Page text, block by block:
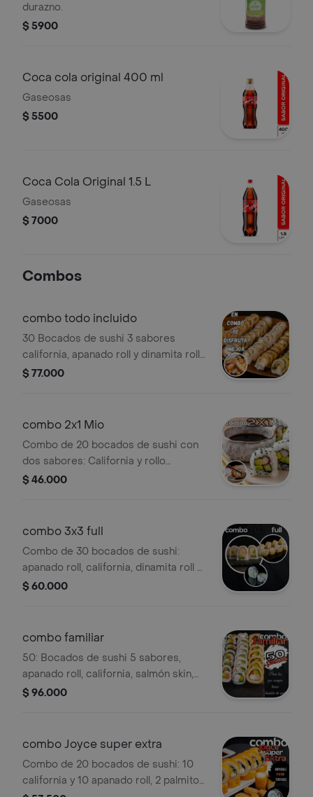
durazno.
$ 5900
Coca cola original 400 ml
Gaseosas
$ 5500
Coca Cola Original 1.5 L
Gaseosas
$ 7000
Combos
combo todo incluido
30 Bocados de sushi 3 sabores
california, apanado roll y dinamita roll,
5 uds de banana tempura, 5 uds de
$ 77.000
combo 2x1 Mio
Combo de 20 bocados de sushi con
dos sabores: California y rollo
apanado, acompañado de bebida del
$ 46.000
combo 3x3 full
Combo de 30 bocados de sushi:
apanado roll, california, dinamita roll y
bebida del día.
$ 60.000
combo familiar
50: Bocados de sushi 5 sabores,
apanado roll, california, salmón skin,
dinamita roll, platin roll, bebida del día
$ 96.000
combo Joyce super extra
Combo de 20 bocados de sushi: 10
california y 10 apanado roll, 2 palmitos